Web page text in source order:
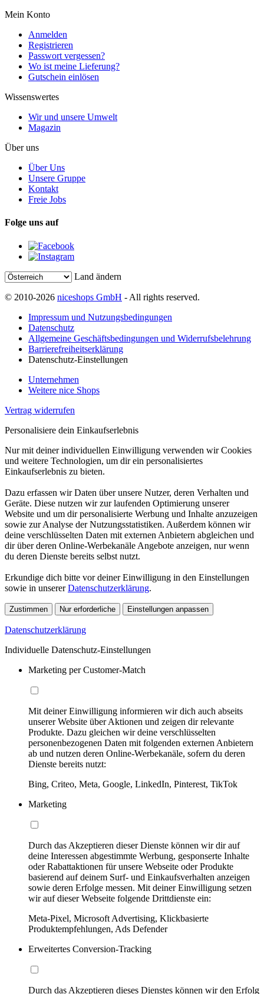
Mein Konto
Anmelden
Registrieren
Passwort vergessen?
Wo ist meine Lieferung?
Gutschein einlösen
Wissenswertes
Wir und unsere Umwelt
Magazin
Über uns
Über Uns
Unsere Gruppe
Kontakt
Freie Jobs
Folge uns auf
Land ändern
© 2010-2026 niceshops GmbH - All rights reserved.
Impressum und Nutzungsbedingungen
Datenschutz
Allgemeine Geschäftsbedingungen und Widerrufsbelehrung
Barrierefreiheitserklärung
Datenschutz-Einstellungen
Unternehmen
Weitere nice Shops
Vertrag widerrufen
Personalisiere dein Einkaufserlebnis
Nur mit deiner individuellen Einwilligung verwenden wir Cookies
und weitere Technologien, um dir ein personalisiertes
Einkaufserlebnis zu bieten.
Dazu erfassen wir Daten über unsere Nutzer, deren Verhalten und
Geräte. Diese nutzen wir zur laufenden Optimierung unserer
Website und um dir personalisierte Werbung und Inhalte anzuzeigen
sowie zur Analyse der Nutzungsstatistiken. Außerdem können wir
deine verschlüsselten Daten mit externen Anbietern abgleichen und
dir über deren Online-Werbekanäle Angebote anzeigen, nur wenn
du deren Dienste bereits selbst nutzt.
Erkundige dich bitte vor deiner Einwilligung in den Einstellungen
sowie in unsererDatenschutzerklärung.
Zustimmen Nur erforderliche Einstellungen anpassen
Datenschutzerklärung
Individuelle Datenschutz-Einstellungen
Marketing per Customer-Match
Mit deiner Einwilligung informieren wir dich auch abseits
unserer Website über Aktionen und zeigen dir relevante
Produkte. Dazu gleichen wir deine verschlüsselten
personenbezogenen Daten mit folgenden externen Anbietern
ab und nutzen deren Online-Werbekanäle, sofern du deren
Dienste bereits nutzt:
Bing, Criteo, Meta, Google, LinkedIn, Pinterest, TikTok
Marketing
Durch das Akzeptieren dieser Dienste können wir dir auf
deine Interessen abgestimmte Werbung, gesponserte Inhalte
oder Rabattaktionen für unsere Webseite oder Produkte
basierend auf deinem Surf- und Einkaufsverhalten anzeigen
sowie deren Erfolge messen. Mit deiner Einwilligung setzen
wir auf dieser Webseite folgende Drittdienste ein:
Meta-Pixel, Microsoft Advertising, Klickbasierte
Produktempfehlungen, Ads Defender
Erweitertes Conversion-Tracking
Durch das Akzeptieren dieses Dienstes können wir den Erfolg